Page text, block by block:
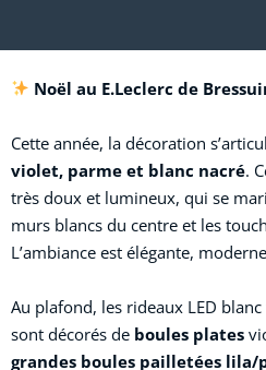
Noël au E.Leclerc de
Cette année, la décoration
violet, parme et blanc nacré.
très doux et lumineux, qui se
murs blancs du centre et les
L’ambiance est élégante,
Au plafond, les rideaux LED
sont décorés de boules plates
grandes boules pailletées lila/